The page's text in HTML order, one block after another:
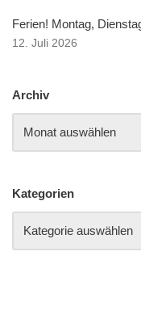
Ferien! Montag,
12. Juli 2026
Archiv
Kategorien